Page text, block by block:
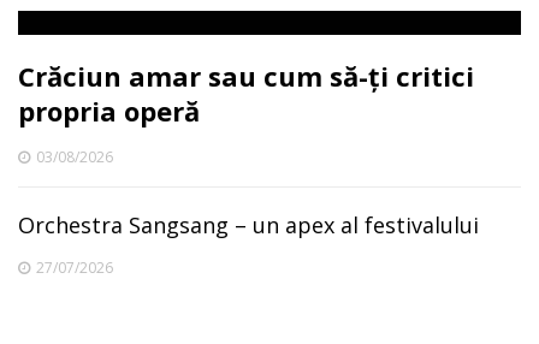
Crăciun amar sau cum să-ți critici
propria operă
03/08/2026
Orchestra Sangsang – un apex al festivalului
27/07/2026